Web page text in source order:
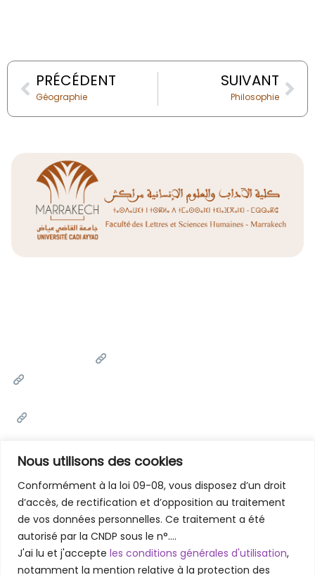
Nous utilisons des cookies
Conformément à la loi 09-08, vous disposez d’un droit
d’accès, de rectification et d’opposition au traitement
de vos données personnelles. Ce traitement a été
autorisé par la CNDP sous le n°….
J'ai lu et j'accepte les conditions générales d'utilisation,
notamment la mention relative à la protection des
PrevPRÉCÉDENT
Géographie
SUIVANT
Philosophie
Portail National de Maroc
Contactez-Nous
Faculté des Lettres et des Sciences Humaines - Marrakech
Rue Amarchich, Marrakesh 40000
05 24 31 20 31 / 05 24 31 48 61